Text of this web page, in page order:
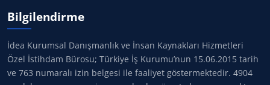
Bilgilendirme
İdea Kurumsal Danışmanlık ve İnsan Kaynakları Hizmetleri
Özel İstihdam Bürosu; Türkiye İş Kurumu’nun 15.06.2015 tarih
ve 763 numaralı izin belgesi ile faaliyet göstermektedir. 4904